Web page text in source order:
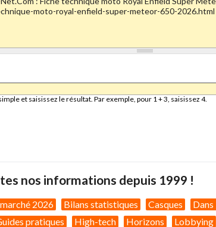
et saisissez le résultat. Par exemple, pour 1 + 3, saisissez 4.
nos informations depuis 1999 !
2026 Bilans statistiques Casques
pratiques High-tech Horizons Lobbying